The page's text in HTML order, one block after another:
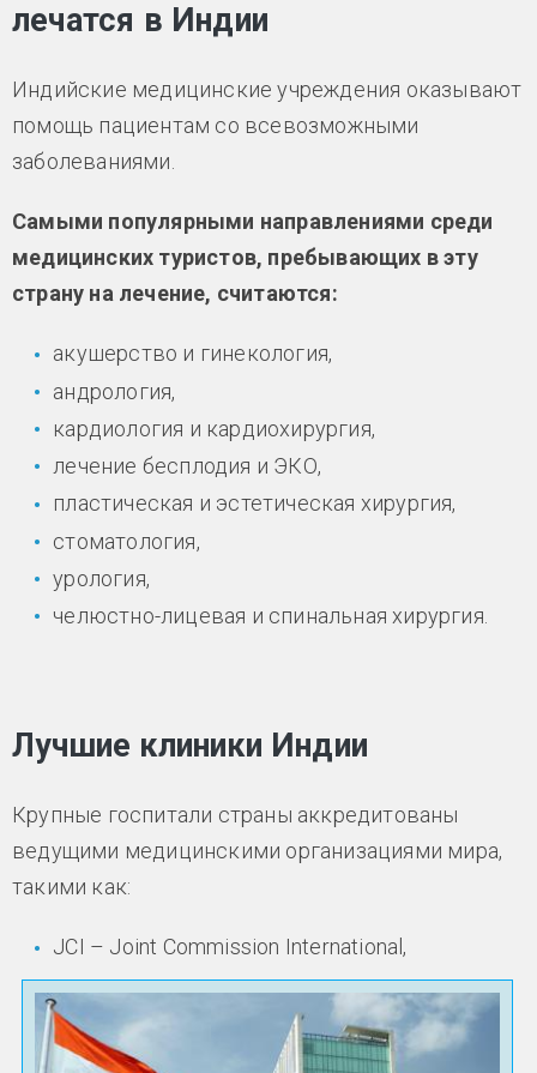
лечатся в Индии
Индийские медицинские учреждения оказывают
помощь пациентам со всевозможными
заболеваниями.
Самыми популярными направлениями среди
медицинских туристов, пребывающих в эту
страну на лечение, считаются:
акушерство и гинекология,
андрология,
кардиология и кардиохирургия,
лечение бесплодия и ЭКО,
пластическая и эстетическая хирургия,
стоматология,
урология,
челюстно-лицевая и спинальная хирургия.
Лучшие клиники Индии
Крупные госпитали страны аккредитованы
ведущими медицинскими организациями мира,
такими как:
JCI – Joint Commission International,